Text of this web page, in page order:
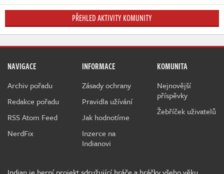
PŘEHLED AKTIVITY KOMUNITY
NAVIGACE
Archiv pořadu
Redakce pořadu
RSS Atom Feed
NerdFix
INFORMACE
Zásady ochrany
Pravidla užívání
Jak hodnotíme
Inzerce na
Indianovi
KOMUNITA
Nejnovější
příspěvky
Žebříček uživatelů